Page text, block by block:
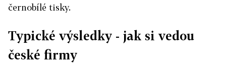
černobílé tisky.
Typické výsledky - jak si vedou
české firmy